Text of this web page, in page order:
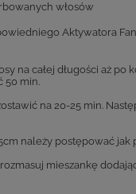
włosów
Aktywatora
na całej długości aż
50 min.
na 20-25 min.
należy postępować jak
mieszankę